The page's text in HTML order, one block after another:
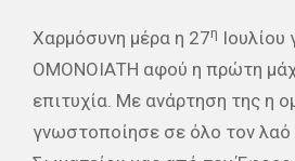
Χαρμόσυνη μέρα η 27η Ιουλίου
ΟΜΟΝΟΙΑΤΗ αφού η πρώτη
επιτυχία. Με ανάρτηση της η
γνωστοποίησε σε όλο τον λαό